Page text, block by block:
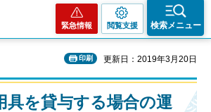
緊急情報 閲覧支援 検索メニュー
印刷 更新日：2019年3月20日
具を貸与する場合の運